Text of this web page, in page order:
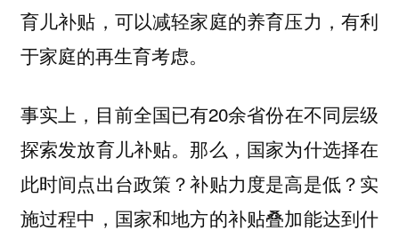
育儿补贴，可以减轻家庭的养育压力，有利
于家庭的再生育考虑。
事实上，目前全国已有20余省份在不同层级
探索发放育儿补贴。那么，国家为什选择在
此时间点出台政策？补贴力度是高是低？实
施过程中，国家和地方的补贴叠加能达到什